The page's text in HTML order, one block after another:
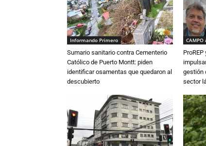
Informando Primero
Sumario sanitario contra Cementerio
Católico de Puerto Montt: piden
identificar osamentas que quedaron al
descubierto
CAMPO
gestión
sector